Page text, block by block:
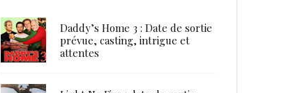
Daddy’s Home 3 : Date de sortie
prévue, casting, intrigue et
attentes